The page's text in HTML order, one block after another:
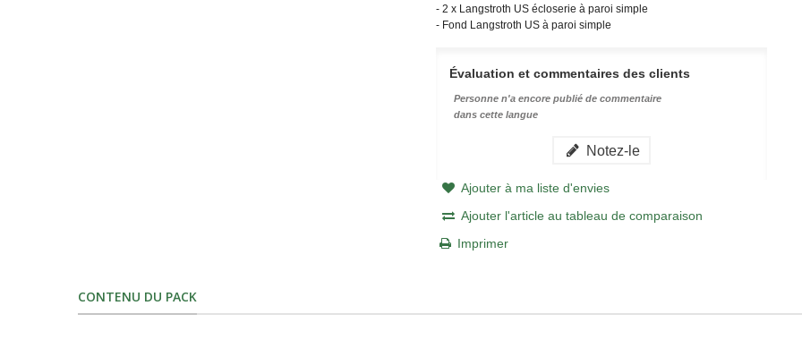
- 2 x Langstroth US écloserie à paroi simple
- Fond Langstroth US à paroi simple
Évaluation et commentaires des clients
Personne n'a encore publié de commentaire
dans cette langue
Notez-le
Ajouter à ma liste d'envies
Ajouter l'article au tableau de comparaison
Imprimer
CONTENU DU PACK